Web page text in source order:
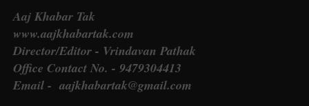
Aaj Khabar Tak
www.aajkhabartak.com
Director/Editor - Vrindavan Pathak
Office Contact No. - 9479304413
Email - aajkhabartak@gmail.com